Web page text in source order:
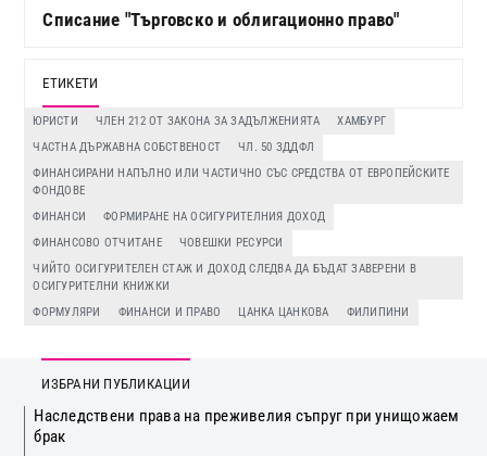
Списание "Търговско и облигационно право"
ЕТИКЕТИ
ЮРИСТИ ЧЛЕН 212 ОТ ЗАКОНА ЗА ЗАДЪЛЖЕНИЯТА
ХАМБУРГ
ЧАСТНА ДЪРЖАВНА СОБСТВЕНОСТ
ЧЛ. 50 ЗДДФЛ
ФИНАНСИРАНИ НАПЪЛНО ИЛИ ЧАСТИЧНО СЪС СРЕДСТВА ОТ ЕВРОПЕЙСКИТЕ
ФОНДОВЕ
ФИНАНСИ
ФОРМИРАНЕ НА ОСИГУРИТЕЛНИЯ ДОХОД
ФИНАНСОВО ОТЧИТАНЕ
ЧОВЕШКИ РЕСУРСИ
ЧИЙТО ОСИГУРИТЕЛЕН СТАЖ И ДОХОД СЛЕДВА ДА БЪДАТ ЗАВЕРЕНИ В
ОСИГУРИТЕЛНИ КНИЖКИ
ФОРМУЛЯРИ
ФИНАНСИ И ПРАВО ЦАНКА ЦАНКОВА ФИЛИПИНИ
ИЗБРАНИ ПУБЛИКАЦИИ
Наследствени права на преживелия съпруг при унищожаем
брак